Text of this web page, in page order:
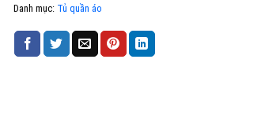
Danh mục: Tủ quần áo